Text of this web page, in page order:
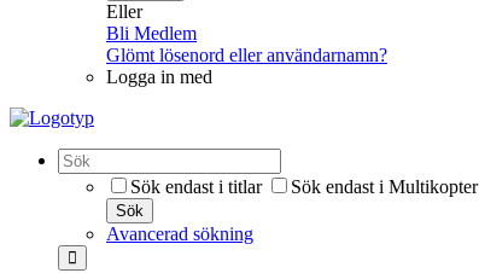
Eller
Bli Medlem
Glömt lösenord eller användarnamn?
Logga in med
Sök endast i titlar Sök endast i Multikopter
Sök
Avancerad sökning